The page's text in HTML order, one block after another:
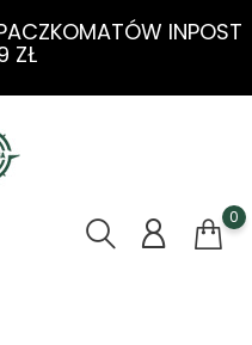
INPOST
ZŁ
0